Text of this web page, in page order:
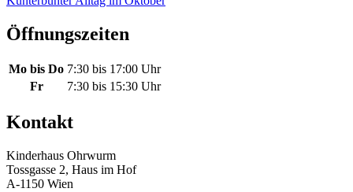
Öffnungszeiten
Mo bis Do 7:30 bis 17:00 Uhr
Fr
7:30 bis 15:30 Uhr
Kontakt
Kinderhaus Ohrwurm
Tossgasse 2, Haus im Hof
A-1150 Wien